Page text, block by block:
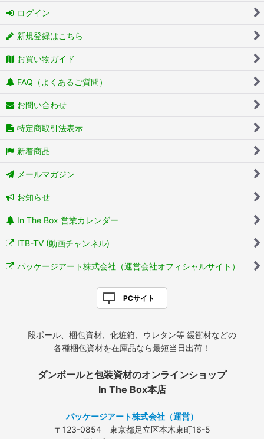
ログイン
新規登録はこちら
お買い物ガイド
FAQ（よくあるご質問）
お問い合わせ
特定商取引法表示
新着商品
メールマガジン
お知らせ
In The Box 営業カレンダー
ITB-TV (動画チャンネル)
パッケージアート株式会社（運営会社オフィシャルサイト）
PCサイト
段ボール、梱包資材、化粧箱、ウレタン等 緩衝材などの
各種梱包資材を在庫品なら最短当日出荷！
ダンボールと包装資材のオンラインショップ
In The Box本店
パッケージアート株式会社（運営）
〒123-0854 東京都足立区本木東町16-5